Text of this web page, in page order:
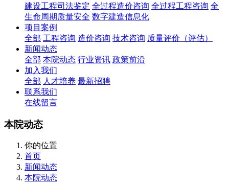
建设工程司法鉴定 全过程造价咨询 全过程工程咨询 全
生命周期质量安全 数字建造信息化
项目案例
全部 工程咨询 造价咨询 技术咨询 质量评价（评估）
新闻动态
全部 本院动态 行业资讯 政策前沿
加入我们
全部 人才培养 最新招聘
联系我们
在线留言
本院动态
你的位置
首页
新闻动态
本院动态